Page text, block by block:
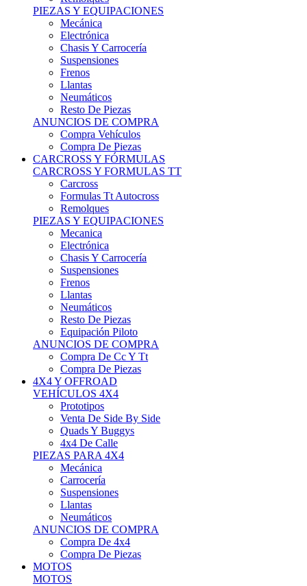
Mecánica
Electrónica
Chasis Y Carrocería
Suspensiones
Frenos
Llantas
Neumáticos
Resto De Piezas
ANUNCIOS DE COMPRA
Compra Vehículos
Compra De Piezas
CARCROSS Y FÓRMULAS
CARCROSS Y FORMULAS TT
Carcross
Formulas Tt Autocross
Remolques
PIEZAS Y EQUIPACIONES
Mecanica
Electrónica
Chasis Y Carrocería
Suspensiones
Frenos
Llantas
Neumáticos
Resto De Piezas
Equipación Piloto
ANUNCIOS DE COMPRA
Compra De Cc Y Tt
Compra De Piezas
4X4 Y OFFROAD
VEHÍCULOS 4X4
Prototipos
Venta De Side By Side
Quads Y Buggys
4x4 De Calle
PIEZAS PARA 4X4
Mecánica
Carrocería
Suspensiones
Llantas
Neumáticos
ANUNCIOS DE COMPRA
Compra De 4x4
Compra De Piezas
MOTOS
MOTOS
Motos De Circuito